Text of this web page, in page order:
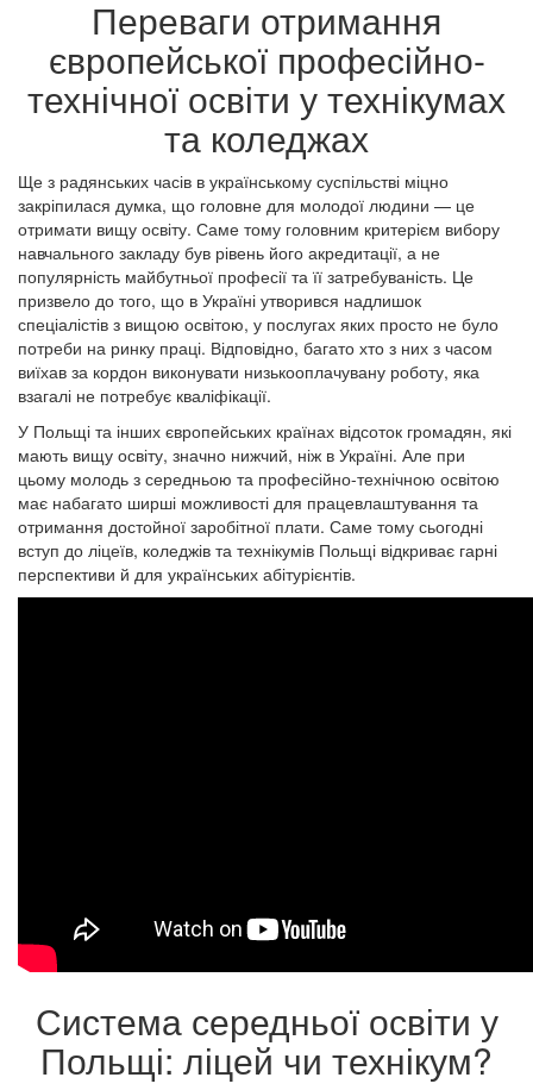
Переваги отримання
європейської професійно-
технічної освіти у технікумах
та коледжах
Ще з радянських часів в українському суспільстві міцно
закріпилася думка, що головне для молодої людини — це
отримати вищу освіту. Саме тому головним критерієм вибору
навчального закладу був рівень його акредитації, а не
популярність майбутньої професії та її затребуваність. Це
призвело до того, що в Україні утворився надлишок
спеціалістів з вищою освітою, у послугах яких просто не було
потреби на ринку праці. Відповідно, багато хто з них з часом
виїхав за кордон виконувати низькооплачувану роботу, яка
взагалі не потребує кваліфікації.
У Польщі та інших європейських країнах відсоток громадян, які
мають вищу освіту, значно нижчий, ніж в Україні. Але при
цьому молодь з середньою та професійно-технічною освітою
має набагато ширші можливості для працевлаштування та
отримання достойної заробітної плати. Саме тому сьогодні
вступ до ліцеїв, коледжів та технікумів Польщі відкриває гарні
перспективи й для українських абітурієнтів.
Система середньої освіти у
Польщі: ліцей чи технікум?